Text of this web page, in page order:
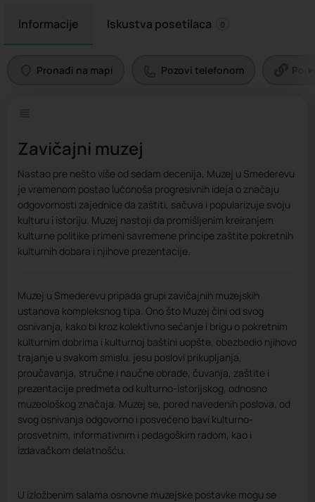
Informacije Iskustva posetilaca 0
Pronađi na mapi Pozovi telefonom
Zavičajni muzej
Nastao pre nešto više od sedam decenija, Muzej u Smederevu
je vremenom postao lučonoša progresivnih ideja o značaju
odgovornosti zajednice da zaštiti, sačuva i popularizuje svoju
kulturu i istoriju. Muzej nastoji da promišljenim kreiranjem
kulturne politike primeni savremene principe zaštite pokretnih
kulturnih dobara i njihove prezentacije.
Muzej u Smederevu pripada grupi zavičajnih muzejskih
ustanova kompleksnog tipa. Ono što Muzej čini od svog
osnivanja, kako bi kroz kolektivno sećanje i brigu o pokretnim
kulturnim dobrima i kulturnoj baštini uopšte, obezbedio njihovo
trajanje u svakom smislu, jesu poslovi prikupljanja,
proučavanja, stručne i naučne obrade, čuvanja, zaštite i
prezentacije predmeta od kulturno-istorijskog, odnosno
muzeološkog značaja. Muzej se, pored navedenih poslova, od
svog osnivanja odgovorno i posvećeno bavi kulturno-
prosvetnim, informativnim i pedagoškim radom, kao i
izdavačkom delatnošću.
U izložbenim salama osnovne muzejske postavke mogu se